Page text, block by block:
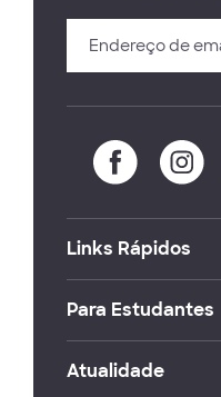
Links Rápidos
Para Estudantes
Atualidade